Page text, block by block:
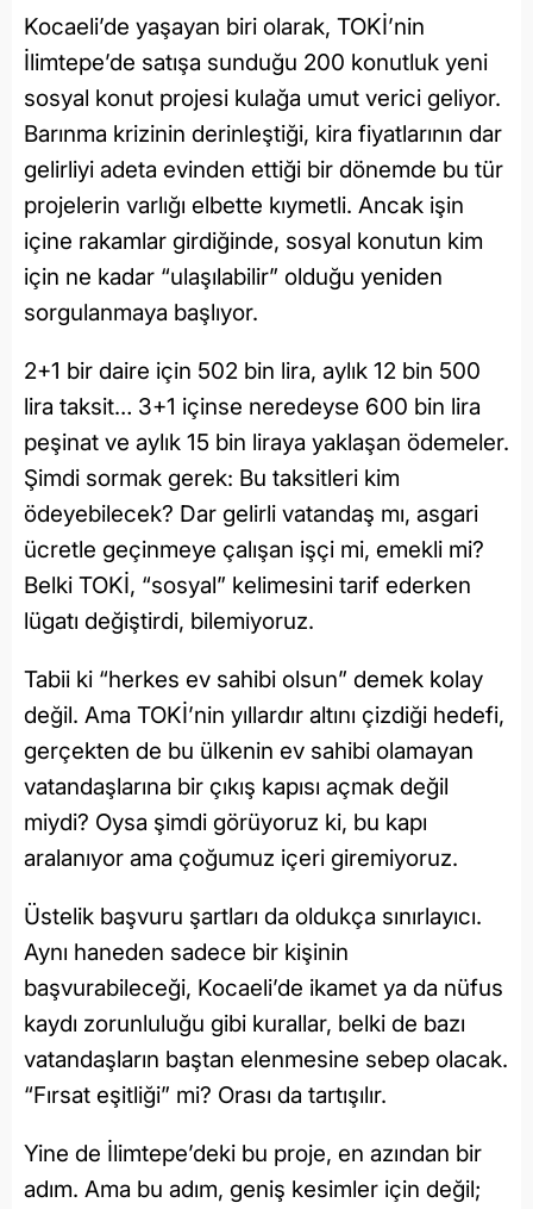
Kocaeli’de yaşayan biri olarak, TOKİ’nin
İlimtepe’de satışa sunduğu 200 konutluk yeni
sosyal konut projesi kulağa umut verici geliyor.
Barınma krizinin derinleştiği, kira fiyatlarının dar
gelirliyi adeta evinden ettiği bir dönemde bu tür
projelerin varlığı elbette kıymetli. Ancak işin
içine rakamlar girdiğinde, sosyal konutun kim
için ne kadar “ulaşılabilir” olduğu yeniden
sorgulanmaya başlıyor.
2+1 bir daire için 502 bin lira, aylık 12 bin 500
lira taksit… 3+1 içinse neredeyse 600 bin lira
peşinat ve aylık 15 bin liraya yaklaşan ödemeler.
Şimdi sormak gerek: Bu taksitleri kim
ödeyebilecek? Dar gelirli vatandaş mı, asgari
ücretle geçinmeye çalışan işçi mi, emekli mi?
Belki TOKİ, “sosyal” kelimesini tarif ederken
lügatı değiştirdi, bilemiyoruz.
Tabii ki “herkes ev sahibi olsun” demek kolay
değil. Ama TOKİ’nin yıllardır altını çizdiği hedefi,
gerçekten de bu ülkenin ev sahibi olamayan
vatandaşlarına bir çıkış kapısı açmak değil
miydi? Oysa şimdi görüyoruz ki, bu kapı
aralanıyor ama çoğumuz içeri giremiyoruz.
Üstelik başvuru şartları da oldukça sınırlayıcı.
Aynı haneden sadece bir kişinin
başvurabileceği, Kocaeli’de ikamet ya da nüfus
kaydı zorunluluğu gibi kurallar, belki de bazı
vatandaşların baştan elenmesine sebep olacak.
“Fırsat eşitliği” mi? Orası da tartışılır.
Yine de İlimtepe’deki bu proje, en azından bir
adım. Ama bu adım, geniş kesimler için değil;